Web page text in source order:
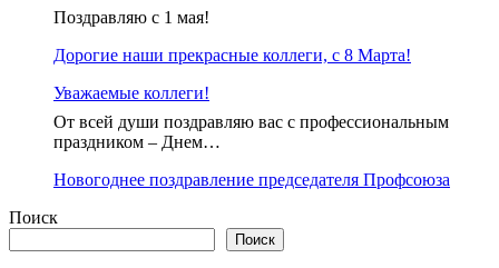
Поздравляю с 1 мая!
Дорогие наши прекрасные коллеги, с 8 Марта!
Уважаемые коллеги!
От всей души поздравляю вас с профессиональным
праздником – Днем…
Новогоднее поздравление председателя Профсоюза
Поиск
Поиск